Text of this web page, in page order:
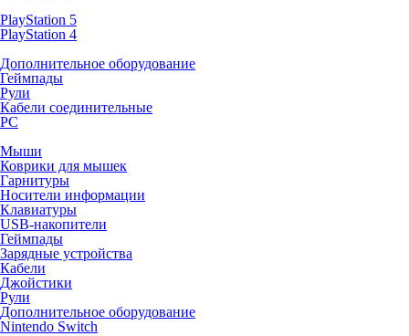
PlayStation 5
PlayStation 4
Дополнительное оборудование
Геймпады
Рули
Кабели соединительные
PC
Мыши
Коврики для мышек
Гарнитуры
Носители информации
Клавиатуры
USB-накопители
Геймпады
Зарядные устройства
Кабели
Джойстики
Рули
Дополнительное оборудование
Nintendo Switch